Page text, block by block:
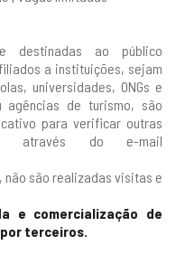
destinadas ao público
a instituições, sejam
universidades, ONGs e
agências de turismo, são
para verificar outras
através do e-mail
não são realizadas visitas e
e comercialização de
terceiros.